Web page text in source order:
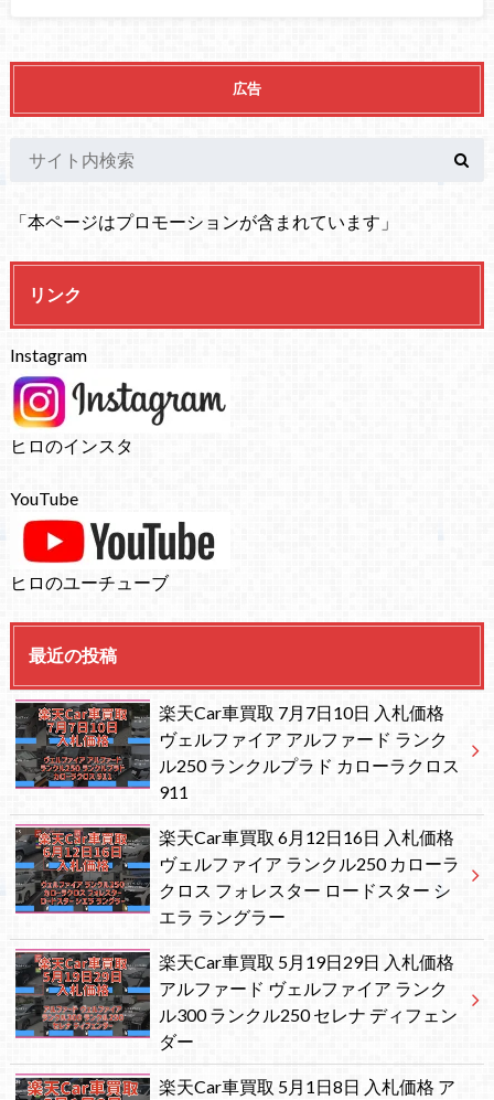
広告
「本ページはプロモーションが含まれています」
リンク
Instagram
ヒロのインスタ
YouTube
ヒロのユーチューブ
最近の投稿
楽天Car車買取 7月7日10日 入札価格
ヴェルファイア アルファード ランク
ル250 ランクルプラド カローラクロス
911
楽天Car車買取 6月12日16日 入札価格
ヴェルファイア ランクル250 カローラ
クロス フォレスター ロードスター シ
エラ ラングラー
楽天Car車買取 5月19日29日 入札価格
アルファード ヴェルファイア ランク
ル300 ランクル250 セレナ ディフェン
ダー
楽天Car車買取 5月1日8日 入札価格 ア